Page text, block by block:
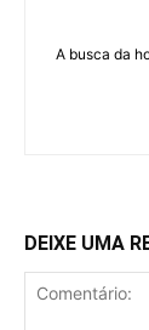
A busca da
DEIXE UMA